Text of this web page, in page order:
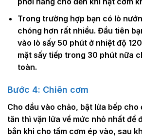
Trong trường hợp bạn có lò
chóng hơn rất nhiều. Đầu tiên
vào lò sấy 50 phút ở nhiệt độ
mặt sấy tiếp trong 30 phút nữa
toàn.
Bước 4: Chiên cơm
Cho dầu vào chảo, bật lửa bếp cho
tăn thì vặn lửa về mức nhỏ nhất để
bắn khi cho tấm cơm ép vào, sau